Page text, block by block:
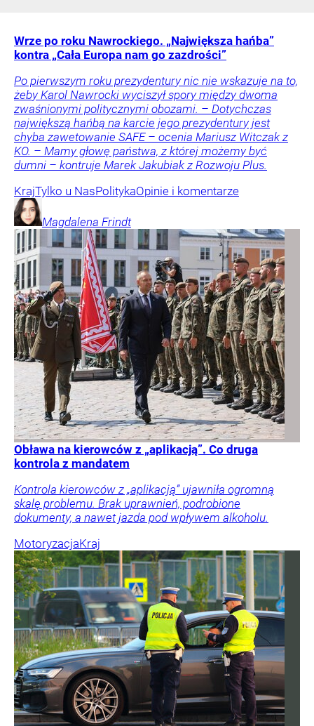
Wrze po roku Nawrockiego. „Największa hańba”
kontra „Cała Europa nam go zazdrości”
Po pierwszym roku prezydentury nic nie wskazuje na to,
żeby Karol Nawrocki wyciszył spory między dwoma
zwaśnionymi politycznymi obozami. – Dotychczas
największą hańbą na karcie jego prezydentury jest
chyba zawetowanie SAFE – ocenia Mariusz Witczak z
KO. – Mamy głowę państwa, z której możemy być
dumni – kontruje Marek Jakubiak z Rozwoju Plus.
KrajTylko u NasPolitykaOpinie i komentarze
Magdalena Frindt
Obława na kierowców z „aplikacją”. Co druga
kontrola z mandatem
Kontrola kierowców z „aplikacją” ujawniła ogromną
skalę problemu. Brak uprawnień, podrobione
dokumenty, a nawet jazda pod wpływem alkoholu.
MotoryzacjaKraj